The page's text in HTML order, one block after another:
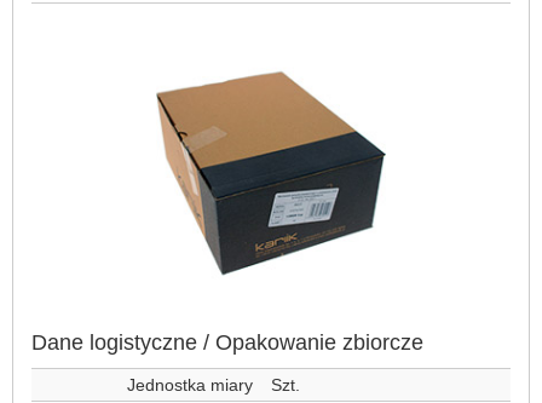
Dane logistyczne / Opakowanie zbiorcze
Jednostka miary
Szt.